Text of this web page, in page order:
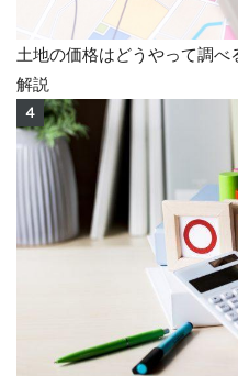
土地の価格はどうやって調
解説